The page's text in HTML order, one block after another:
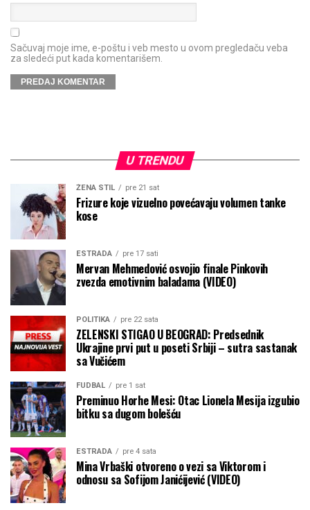
Sačuvaj moje ime, e-poštu i veb mesto u ovom pregledaču veba
za sledeći put kada komentarišem.
U TRENDU
ŽENA STIL pre 21 sat
Frizure koje vizuelno povećavaju volumen tanke
kose
ESTRADA pre 17 sati
Mervan Mehmedović osvojio finale Pinkovih
zvezda emotivnim baladama (VIDEO)
POLITIKA pre 22 sata
ZELENSKI STIGAO U BEOGRAD: Predsednik
Ukrajine prvi put u poseti Srbiji – sutra sastanak
sa Vučićem
FUDBAL pre 1 sat
Preminuo Horhe Mesi: Otac Lionela Mesija izgubio
bitku sa dugom bolešću
ESTRADA pre 4 sata
Mina Vrbaški otvoreno o vezi sa Viktorom i
odnosu sa Sofijom Janićijević (VIDEO)